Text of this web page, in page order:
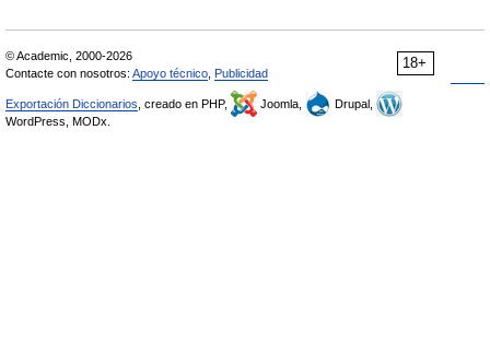
18+
© Academic, 2000-2026
Contacte con nosotros: Apoyo técnico Publicidad
Exportación Diccionarios , creado en PHP, Joomla,
Drupal,
WordPress, MODx.